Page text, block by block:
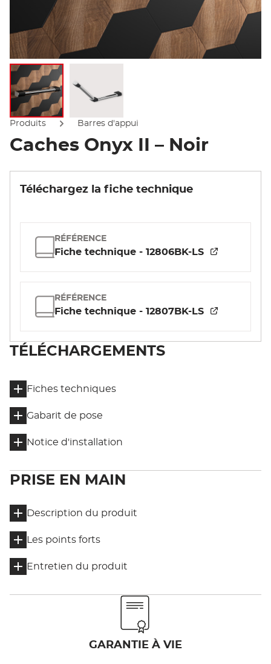
Afficher l'imageAfficher l'image
Produits Barres d'appui
Caches Onyx II – Noir
Téléchargez la fiche technique
RÉFÉRENCE
Fiche technique - 12806BK-LS
RÉFÉRENCE
Fiche technique - 12807BK-LS
TÉLÉCHARGEMENTS
Fiches techniques
Gabarit de pose
Notice d'installation
PRISE EN MAIN
Description du produit
Les points forts
Entretien du produit
GARANTIE À VIE